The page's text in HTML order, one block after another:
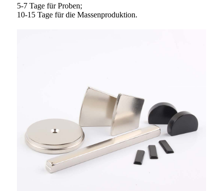
5-7 Tage für Proben;
10-15 Tage für die Massenproduktion.